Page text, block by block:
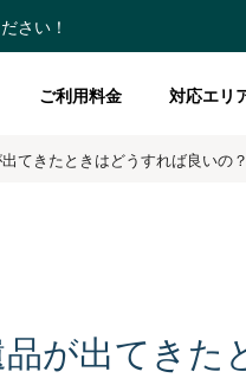
さい！
ご利用料金 対応エリ
てきたときはどうすれば良いの
が出てきた